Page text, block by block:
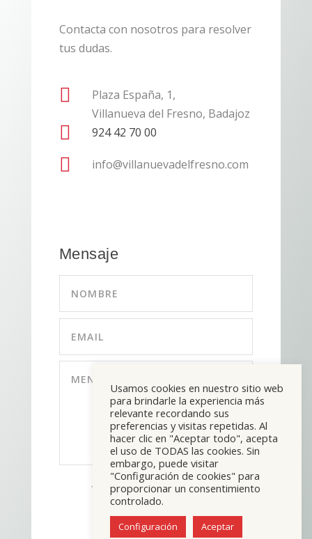
Contacta con nosotros para resolver
tus dudas.

Plaza España, 1,
Villanueva del Fresno, Badajoz
 924 42 70 00
 info@villanuevadelfresno.com
Mensaje
1 + 3= ENVIAR
Usamos cookies en nuestro sitio web
para brindarle la experiencia más
relevante recordando sus
preferencias y visitas repetidas. Al
hacer clic en "Aceptar todo", acepta
el uso de TODAS las cookies. Sin
embargo, puede visitar
"Configuración de cookies" para
proporcionar un consentimiento
controlado.
Configuración Aceptar